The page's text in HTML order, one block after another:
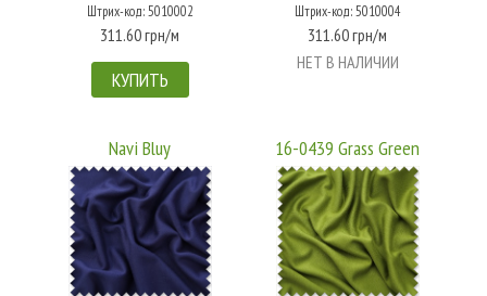
Штрих-код: 5010002
311.60 грн/м
КУПИТЬ
Штрих-код: 5010004
311.60 грн/м
НЕТ В НАЛИЧИИ
Navi Bluy 16-0439 Grass Green